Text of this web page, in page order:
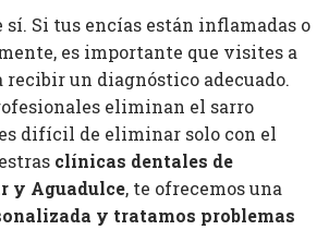
Si tus encías están inflamadas o
es importante que visites a
recibir un diagnóstico adecuado.
eliminan el sarro
difícil de eliminar solo con el
clínicas dentales de
y Aguadulce, te ofrecemos una
y tratamos problemas